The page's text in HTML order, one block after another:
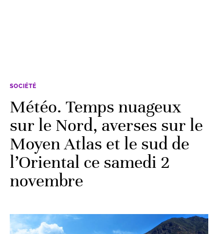
SOCIÉTÉ
Météo. Temps nuageux
sur le Nord, averses sur le
Moyen Atlas et le sud de
l’Oriental ce samedi 2
novembre